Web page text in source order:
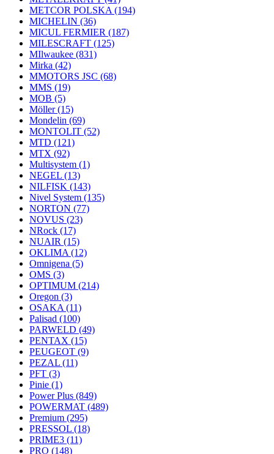
METCOR POLSKA (194)
MICHELIN (36)
MICUL FERMIER (187)
MILESCRAFT (125)
MIlwaukee (831)
Mirka (42)
MMOTORS JSC (68)
MMS (19)
MOB (5)
Möller(15)
Mondelin (69)
MONTOLIT (52)
MTD (121)
MTX (92)
Multisystem (1)
NEGEL (13)
NILFISK (143)
Nivel System (135)
NORTON (77)
NOVUS (23)
NRock (17)
NUAIR (15)
OKLIMA (12)
Omnigena (5)
OMS (3)
OPTIMUM (214)
Oregon (3)
OSAKA (11)
Palisad (100)
PARWELD (49)
PENTAX (15)
PEUGEOT (9)
PEZAL (11)
PFT (3)
Pinie (1)
Power Plus (849)
POWERMAT (489)
Premium (295)
PRESSOL (18)
PRIME3 (11)
PRO (148)